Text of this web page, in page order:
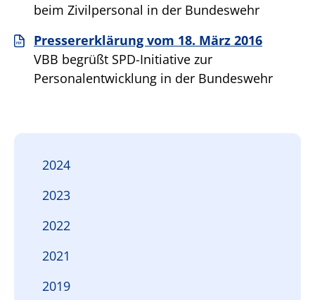
beim Zivilpersonal in der Bundeswehr
Pressererklärung vom 18. März 2016
VBB begrüßt SPD-Initiative zur
Personalentwicklung in der Bundeswehr
2024
2023
2022
2021
2019